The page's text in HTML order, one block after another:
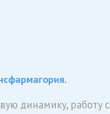
динамику, работу с